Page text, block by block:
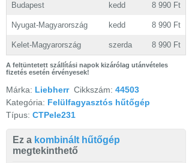
Budapest kedd 8 990 Ft
Nyugat-Magyarország kedd 8 990 Ft
Kelet-Magyarország szerda 8 990 Ft
A feltüntetett szállítási napok kizárólag utánvételes
fizetés esetén érvényesek!
Márka: LiebherrCikkszám: 44503
Kategória: Felülfagyasztós hűtőgép
Típus: CTPele231
Ez a kombinált hűtőgép
megtekinthető